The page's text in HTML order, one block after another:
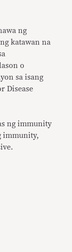
ng
katawan na
o
sa isang
Disease
ng immunity
immunity,